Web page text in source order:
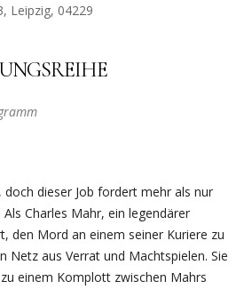
Leipzig, 04229
doch dieser Job fordert mehr als nur
Charles Mahr, ein legendärer
den Mord an einem seiner Kuriere zu
Netz aus Verrat und Machtspielen. Sie
einem Komplott zwischen Mahrs